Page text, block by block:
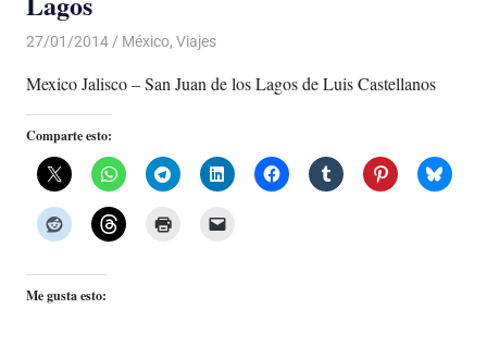
27/01/2014 Luis Castellanos
México, Viajes
Mexico Jalisco – San Juan de los Lagos de Luis Castellanos
Comparte esto:
Me gusta esto: